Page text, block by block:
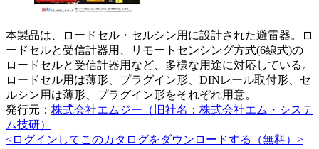
本製品は、ロードセル・セルシン用に設計された避雷器。ロ
ードセルと受信計器用、リモートセンシング方式(6線式)の
ロードセルと受信計器用など、多様な用途に対応している。
ロードセル用は薄形、プラグイン形、DINレール取付形、セ
ルシン用は薄形、プラグイン形をそれぞれ用意。
発行元： 株式会社エムジー（旧社名：株式会社エム・システ
ム技研）
<ログインしてこのカタログをダウンロードする（無料）>